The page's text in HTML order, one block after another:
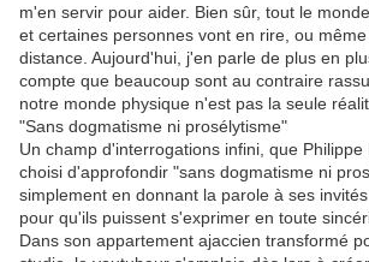
m'en servir pour aider. Bien sûr, tout le
et certaines personnes vont en rire, ou
distance. Aujourd'hui, j'en parle de plus en
compte que beaucoup sont au contraire
notre monde physique n'est pas la seule
"Sans dogmatisme ni prosélytisme"
Un champ d'interrogations infini, que
choisi d'approfondir "sans dogmatisme ni
simplement en donnant la parole à ses
pour qu'ils puissent s'exprimer en toute
Dans son appartement ajaccien transformé